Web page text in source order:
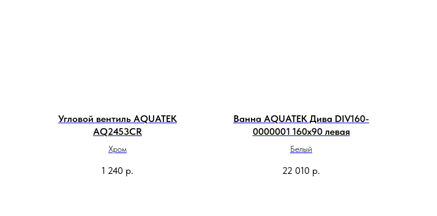
Угловой вентиль AQUATEK
AQ2453CR
Хром
1 240 р.
Ванна AQUATEK Дива DIV160-
0000001 160х90 левая
Белый
22 010 р.